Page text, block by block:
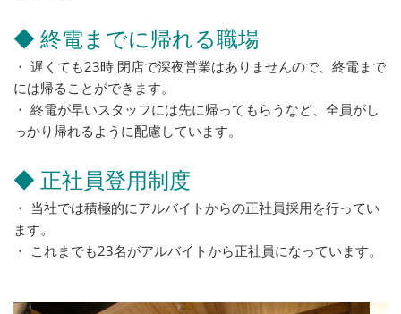
◆ 終電までに帰れる職場
・ 遅くても23時 閉店で深夜営業はありませんので、終電まで
には帰ることができます。
・ 終電が早いスタッフには先に帰ってもらうなど、全員がし
っかり帰れるように配慮しています。
◆ 正社員登用制度
・ 当社では積極的にアルバイトからの正社員採用を行ってい
ます。
・ これまでも23名がアルバイトから正社員になっています。